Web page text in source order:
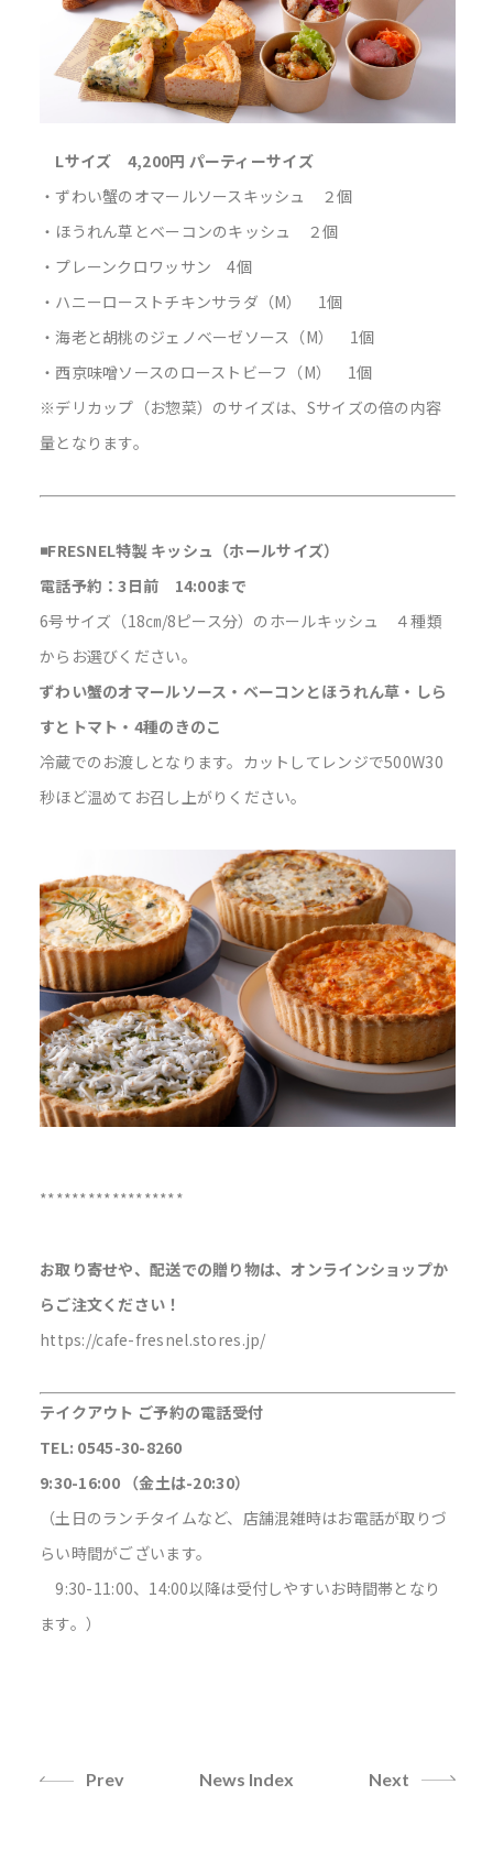
Lサイズ 4,200円 パーティーサイズ
・ずわい蟹のオマールソースキッシュ ２個
・ほうれん草とベーコンのキッシュ ２個
・プレーンクロワッサン 4個
・ハニーローストチキンサラダ（M） 1個
・海老と胡桃のジェノベーゼソース（M） 1個
・西京味噌ソースのローストビーフ（M） 1個
※デリカップ（お惣菜）のサイズは、Sサイズの倍の内容
量となります。
◾️FRESNEL特製 キッシュ（ホールサイズ）
電話予約：3日前 14:00まで
6号サイズ（18㎝/8ピース分）のホールキッシュ ４種類
からお選びください。
ずわい蟹のオマールソース・ベーコンとほうれん草・しら
すとトマト・4種のきのこ
冷蔵でのお渡しとなります。カットしてレンジで500W30
秒ほど温めてお召し上がりください。
******************
お取り寄せや、配送での贈り物は、オンラインショップか
らご注文ください！
https://cafe-fresnel.stores.jp/
テイクアウト ご予約の電話受付
TEL: 0545-30-8260
9:30-16:00 （金土は-20:30）
（土日のランチタイムなど、店舗混雑時はお電話が取りづ
らい時間がございます。
9:30-11:00、14:00以降は受付しやすいお時間帯となり
ます。）
Prev News Index Next